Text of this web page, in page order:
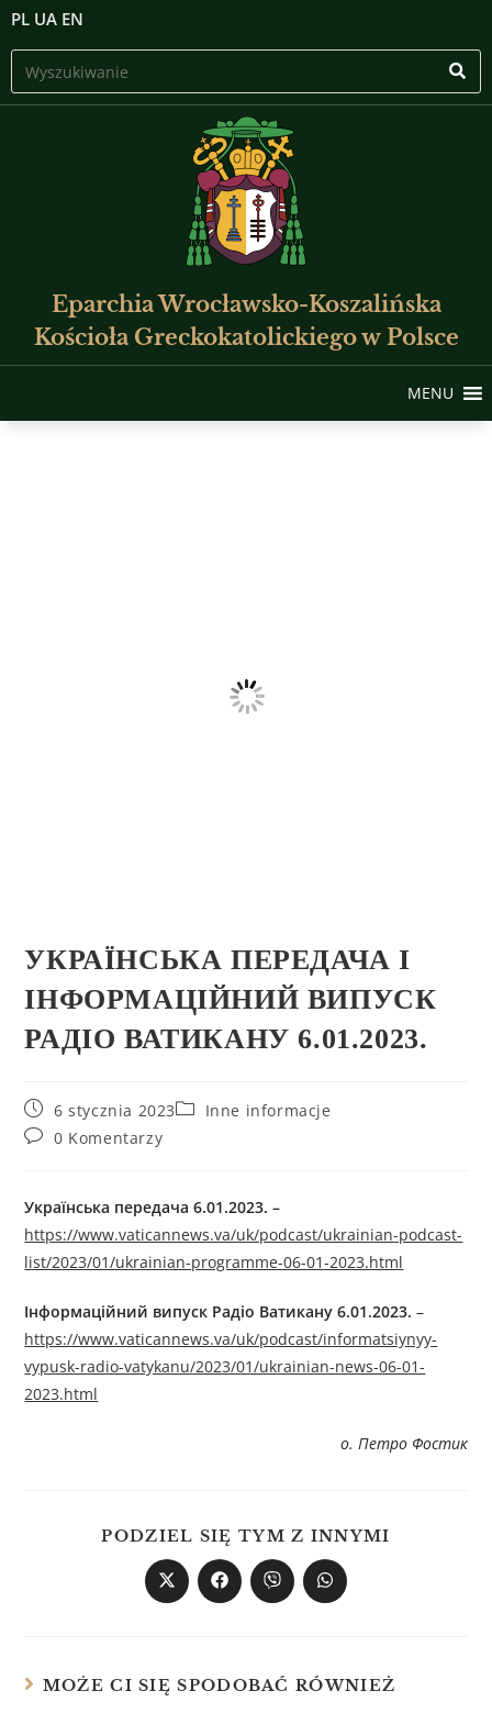
PL UA EN
Eparchia Wrocławsko-Koszalińska
Kościoła Greckokatolickiego w Polsce
MENU
УКРАЇНСЬКА ПЕРЕДАЧА І
ІНФОРМАЦІЙНИЙ ВИПУСК
РАДІО ВАТИКАНУ 6.01.2023.
6 stycznia 2023
Inne informacje
0 Komentarzy
Українська передача 6.01.2023. –
https://www.vaticannews.va/uk/podcast/ukrainian-podcast-
list/2023/01/ukrainian-programme-06-01-2023.html
Інформаційний випуск Радіо Ватикану 6.01.2023. –
https://www.vaticannews.va/uk/podcast/informatsiynyy-
vypusk-radio-vatykanu/2023/01/ukrainian-news-06-01-
2023.html
о. Петро Фостик
PODZIEL SIĘ TYM Z INNYMI
MOŻE CI SIĘ SPODOBAĆ RÓWNIEŻ